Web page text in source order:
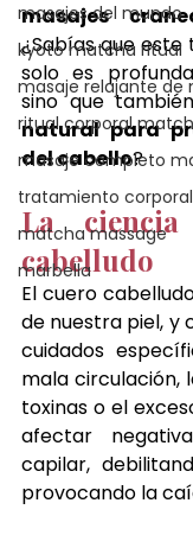
masajes del mundo
kyoto matcha ritual
masaje relajante de
ritual corporal
masaje completo
tratamiento
matcha massage
marbella
masajes
¿Sabías que
solo es
sino que
natural para
del cabello?
La
cabelludo
El cuero
de nuestra piel, y
cuidados
mala circulación,
toxinas o el
afectar
capilar,
provocando la